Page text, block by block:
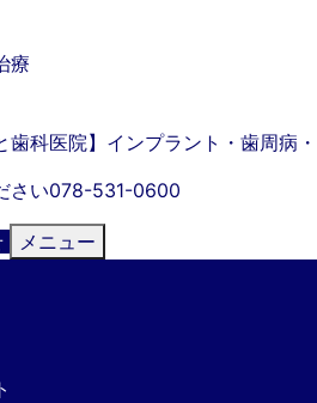
療
さい078-531-0600
メニュー